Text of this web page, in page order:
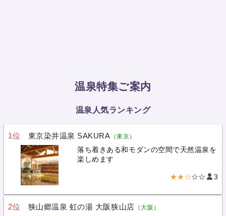
温泉特集ご案内
温泉人気ランキング
1位 東京染井温泉 SAKURA （東京）
落ち着きある和モダンの空間で天然温泉を
楽しめます
★★☆☆☆ 3
2位 狭山郷温泉 虹の湯 大阪狭山店 （大阪）